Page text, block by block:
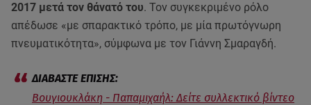
2017 μετά τον θάνατό του. Τον συγκεκριμένο ρόλο
απέδωσε «με σπαρακτικό τρόπο, με μία πρωτόγνωρη
πνευματικότητα», σύμφωνα με τον Γιάννη Σμαραγδή.
Βουγιουκλάκη - Παπαμιχαήλ: Δείτε συλλεκτικό βίντεο